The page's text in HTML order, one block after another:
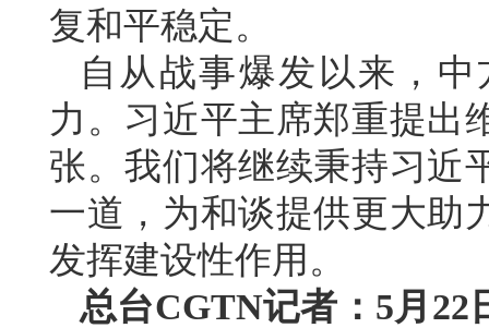
复和平稳定。
自从战事爆发以来，
力。习近平主席郑重提出
张。我们将继续秉持习近
一道，为和谈提供更大助
发挥建设性作用。
总台CGTN记者：5月